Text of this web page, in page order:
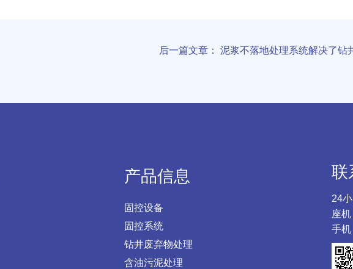
后一篇文章： 泥浆不落地处理系统解决了钻
产品信息
固控设备
固控系统
钻井废弃物处理
含油污泥处理
联
24
座
手机